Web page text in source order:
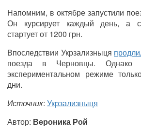
Напомним, в октябре запустили
Он курсирует каждый день, а
стартует от 1200 грн.
Впоследствии Укрзализныця
поезда в Черновцы. Однако
экспериментальном режиме
дни.
Источник: Укрзализныця
Автор: Вероника Рой